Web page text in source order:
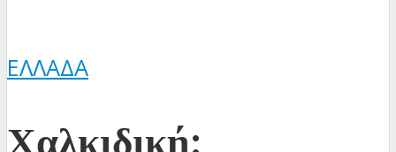
ΕΛΛΆΔΑ
Χαλκιδική: